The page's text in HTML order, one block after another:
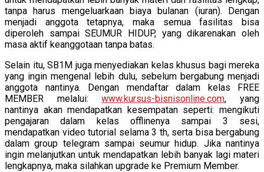
tanpa harus mengeluarkaan biaya bulanan (iuran). Dengan
menjadi anggota tetapnya, maka semua fasilitas bisa
diperoleh sampai SEUMUR HIDUP, yang dikarenakan oleh
masa aktif keanggotaan tanpa batas.
Selain itu, SB1M juga menyediakan kelas khusus bagi mereka
yang ingin mengenal lebih dulu, sebelum bergabung menjadi
anggota nantinya. Dengan mendaftar dalam kelas FREE
MEMBER melalui:www.kursus-bisnisonline.com, yang
nantinya akan mendapatkan kesempatan seperti: mengikuti
pengajaran dalam kelas offlinenya sampai 3 sesi,
mendapatkan video tutorial selama 3 th, serta bisa bergabung
dalam group telegram sampai seumur hidup. Jika nantinya
ingin melanjutkan untuk mendapatkan lebih banyak lagi materi
lengkapnya, maka silahkan upgrade ke Premium Member.